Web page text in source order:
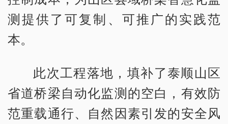
测提供了可复制、可推广的实践范
本。
此次工程落地，填补了泰顺山区
省道桥梁自动化监测的空白，有效防
范重载通行、自然因素引发的安全风